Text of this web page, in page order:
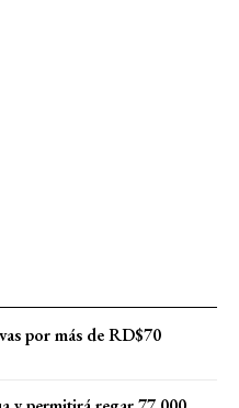
por más de RD$70